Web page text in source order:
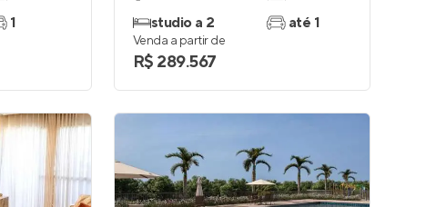
1
studio a 2
até 1
Venda a partir de
R$ 289.567